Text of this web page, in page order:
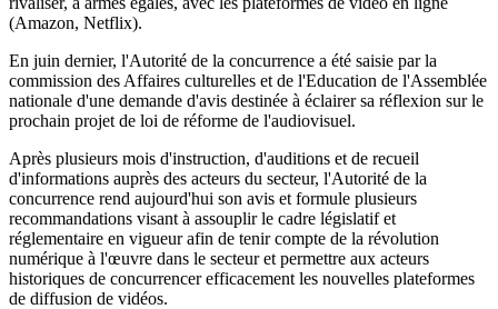
(Amazon, Netflix).
En juin dernier, l'Autorité de la concurrence a été saisie par la
commission des Affaires culturelles et de l'Education de l'Assemblée
nationale d'une demande d'avis destinée à éclairer sa réflexion sur le
prochain projet de loi de réforme de l'audiovisuel.
Après plusieurs mois d'instruction, d'auditions et de recueil
d'informations auprès des acteurs du secteur, l'Autorité de la
concurrence rend aujourd'hui son avis et formule plusieurs
recommandations visant à assouplir le cadre législatif et
réglementaire en vigueur afin de tenir compte de la révolution
numérique à l'œuvre dans le secteur et permettre aux acteurs
historiques de concurrencer efficacement les nouvelles plateformes
de diffusion de vidéos.